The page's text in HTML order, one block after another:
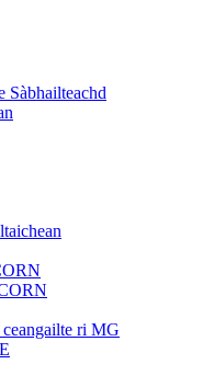
Sàbhailteachd
ri MG